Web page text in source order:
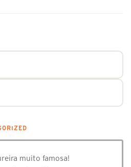
muito famosa!